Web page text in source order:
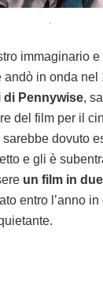
.
immaginario
in onda nel
di Pennywise,
del film per il
dovuto
e gli è
un film in
entro l’anno